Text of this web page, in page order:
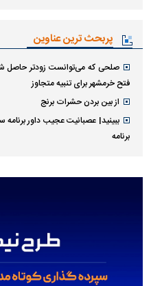
پربحث ترین عناوین
صلحی که می‌توانست زودتر حاصل
فتح خرمشهر برای تنبیه متجاوز
از بین بردن حشرات برنج
ببینید| عصبانیت عجیب داور
برنامه